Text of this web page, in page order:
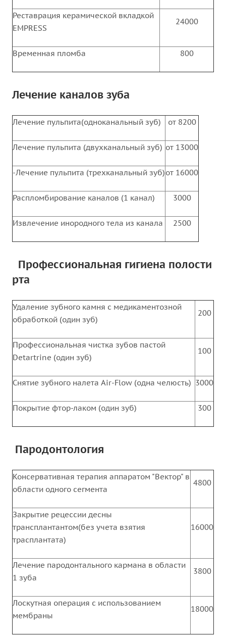
Реставрация керамической вкладкой
EMPRESS
24000
Временная пломба 800
Лечение каналов зуба
Лечение пульпита(одноканальный зуб) от 8200
Лечение пульпита (двухканальный зуб) от 13000
-Лечение пульпита (трехканальный зуб)от 16000
Распломбирование каналов (1 канал) 3000
Извлечение инородного тела из канала 2500
Профессиональная гигиена полости
рта
Удаление зубного камня с медикаментозной
обработкой (один зуб)
200
Профессиональная чистка зубов пастой
Detartrine (один зуб)
100
Снятие зубного налета Air-Flow (одна челюсть) 3000
Покрытие фтор-лаком (один зуб) 300
Пародонтология
Консервативная терапия аппаратом "Вектор" в
области одного сегмента
4800
Закрытие рецессии десны
трансплантантом(без учета взятия
трасплантата)
16000
Лечение пародонтального кармана в области
1 зуба
3800
Лоскутная операция с использованием
мембраны
18000